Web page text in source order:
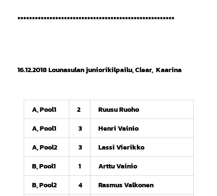
******************************************************
16.12.2018 Lounasulan juniorikilpailu, Clear, Kaarina
A, Pool1 2
Ruusu Ruoho
A, Pool1
3
Henri Vainio
A, Pool2
3
Lassi Vierikko
B, Pool1
1
Arttu Vainio
B, Pool2
4
Rasmus Valkonen